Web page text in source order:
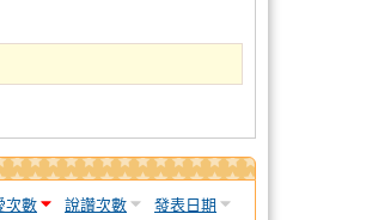
次數 說讚次數 發表日期